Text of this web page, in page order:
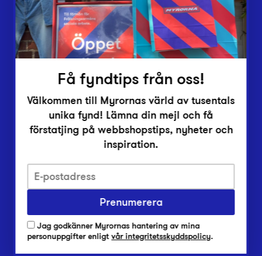
Inlämningsplatser
Om Myrorna
Lediga jobb
Pressrum
Integritetsskyddspolicy
Har du frågor om onlineköp, leverans eller retur?
Har du frågor om vår verksamhet?
Vanliga frågor om Myrorna
Få fyndtips från oss!
Välkommen till Myrornas värld av tusentals
unika fynd! Lämna din mejl och få
förstatjing på webbshopstips, nyheter och
inspiration.
Prenumerera
Jag godkänner Myrornas hantering av mina
personuppgifter enligtvår integritetsskyddspolicy.